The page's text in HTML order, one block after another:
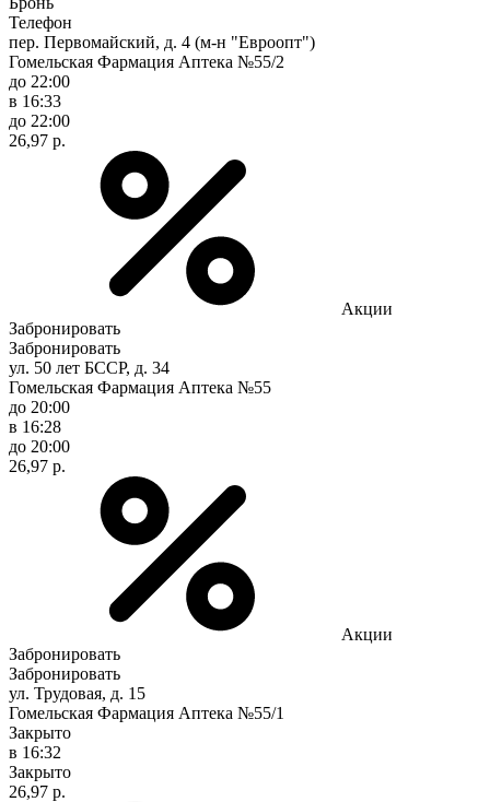
Телефон
пер. Первомайский, д. 4 (м-н "Евроопт")
Гомельская Фармация Аптека №55/2
до 22:00
в 16:33
до 22:00
26,97 р.
Акции
Забронировать
Забронировать
ул. 50 лет БССР, д. 34
Гомельская Фармация Аптека №55
до 20:00
в 16:28
до 20:00
26,97 р.
Акции
Забронировать
Забронировать
ул. Трудовая, д. 15
Гомельская Фармация Аптека №55/1
Закрыто
в 16:32
Закрыто
26,97 р.